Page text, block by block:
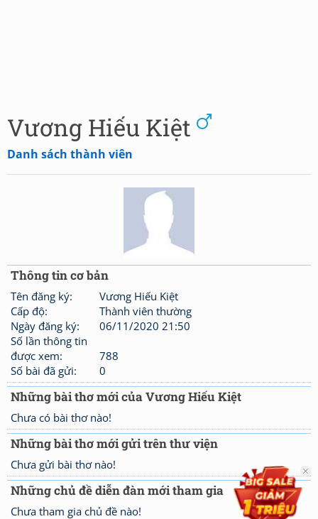
Vương Hiếu Kiệt
Danh sách thành viên
Thông tin cơ bản
Tên đăng ký:
Vương Hiếu Kiệt
Cấp độ:
Thành viên thường
Ngày đăng ký:
06/11/2020 21:50
Số lần thông tin
được xem:
788
Số bài đã gửi:
0
Những bài thơ mới của Vương Hiếu Kiệt
Chưa có bài thơ nào!
Những bài thơ mới gửi trên thư viện
Chưa gửi bài thơ nào!
Những chủ đề diễn đàn mới tham gia
Chưa tham gia chủ đề nào!